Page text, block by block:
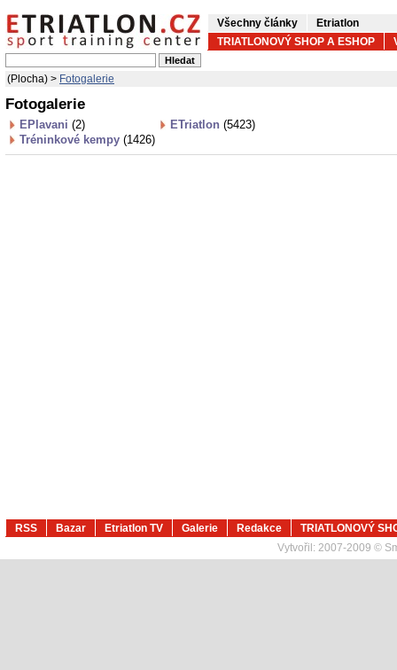
Všechny články
Etriatlon
TRIATLONOVÝ SHOP A ESHOP
(Plocha) > Fotogalerie
Fotogalerie
EPlavani (2) ETriatlon (5423)
Tréninkové kempy (1426)
RSS Bazar Etriatlon TV Galerie Redakce
TRIATLONOVÝ
Vytvořil: 2007-2009 ©